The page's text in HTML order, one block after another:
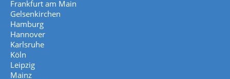
Frankfurt am Main
Gelsenkirchen
Hamburg
Hannover
Karlsruhe
Köln
Leipzig
Mainz